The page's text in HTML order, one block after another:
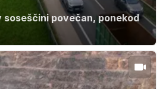
soseščini povečan, ponekod